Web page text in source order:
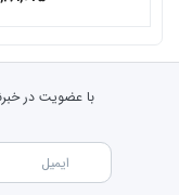
با عضویت در